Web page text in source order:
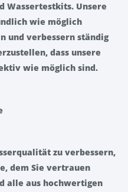
Wassertestkits. Unsere
wie möglich
und verbessern ständig
dass unsere
wie möglich sind.
zu verbessern,
dem Sie vertrauen
alle aus hochwertigen